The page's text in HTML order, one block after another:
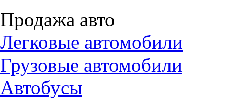
Продажа авто
Легковые автомобили
Грузовые автомобили
Автобусы